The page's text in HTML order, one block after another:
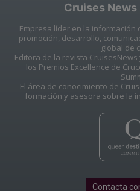
Cruises News
Empresa líder en la
promoción, desarrollo,
global de
Editora de la revista
los Premios Excellence de
El área de conocimiento de
formación y asesora sobre la
Contacta